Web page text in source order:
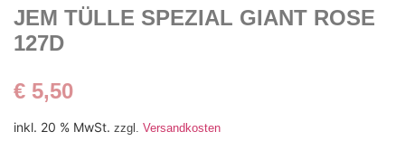
JEM TÜLLE SPEZIAL GIANT ROSE
127D
€ 5,50
inkl. 20 % MwSt. zzgl. Versandkosten